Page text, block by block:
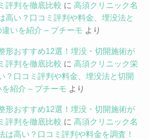
評判を徹底比較 に 高須クリニック名
高い？口コミ評判や料金、埋没法と
いを紹介 – プチーモ より
形おすすめ12選！埋没・切開施術が
評判を徹底比較 に 高須クリニック栄
？口コミ評判や料金、埋没法と切開
紹介 – プチーモ より
形おすすめ12選！埋没・切開施術が
評判を徹底比較 に 高須クリニック名
は高い？口コミ評判や料金を調査！